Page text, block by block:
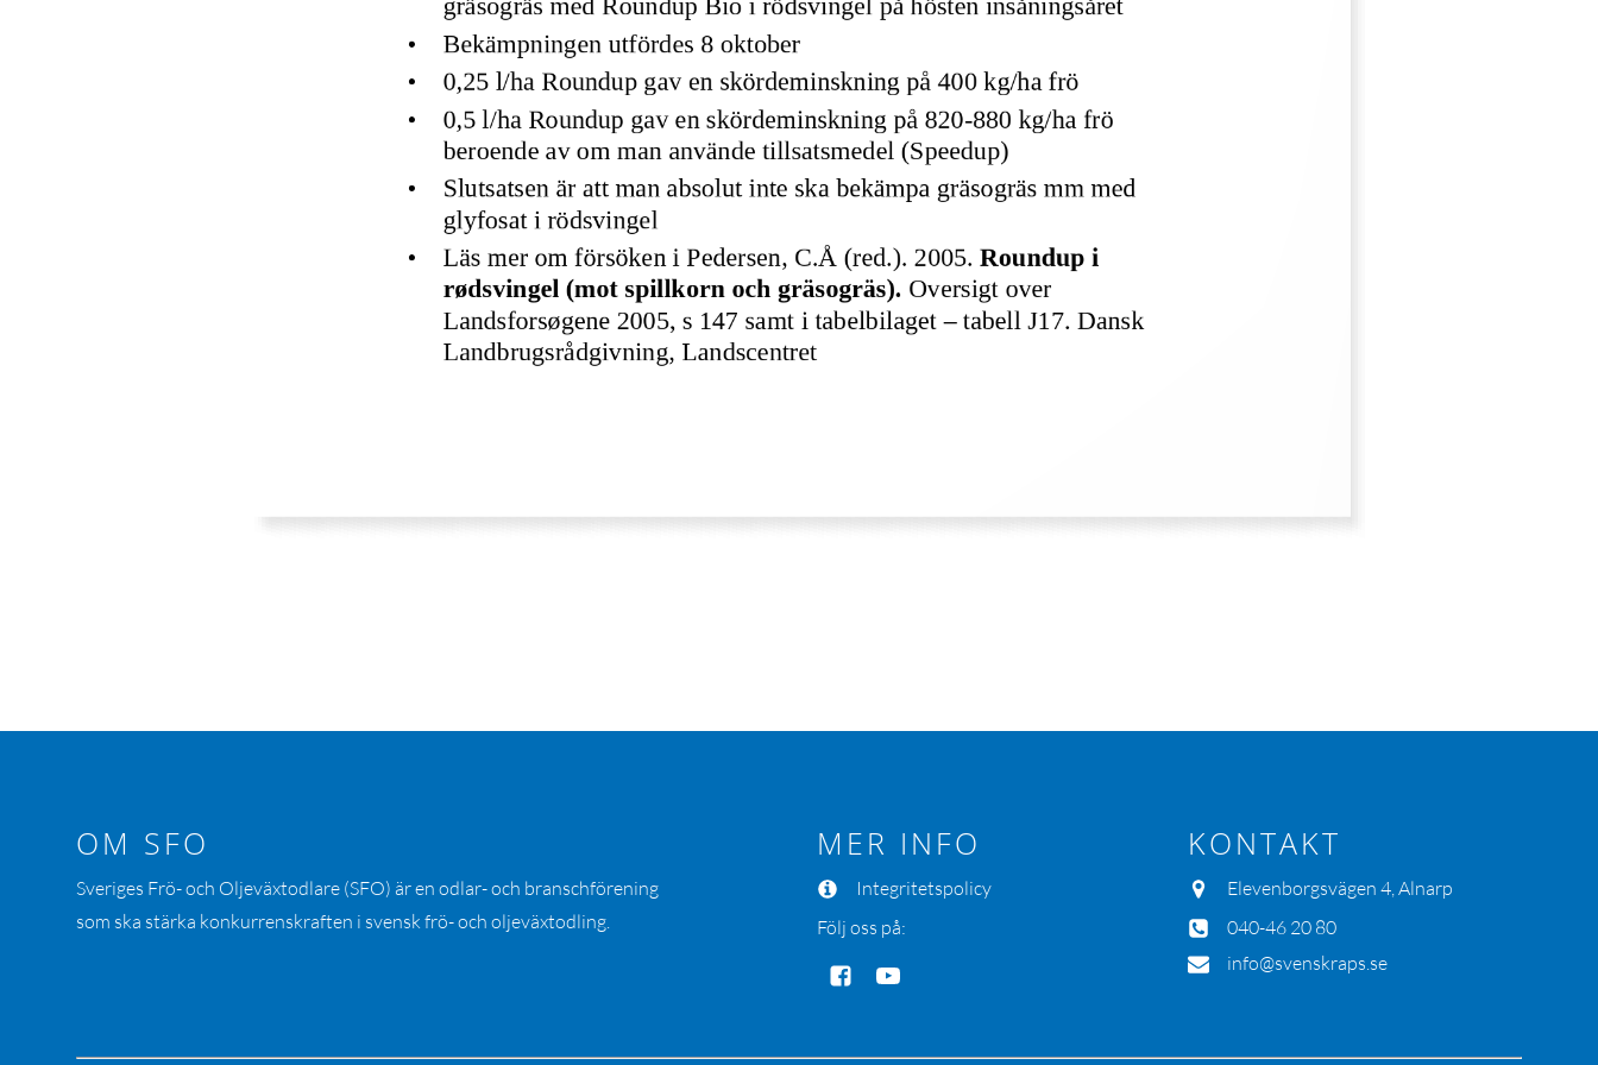
OM SFO
Sveriges Frö- och Oljeväxtodlare (SFO) är en odlar- och branschförening
som ska stärka konkurrenskraften i svensk frö- och oljeväxtodling.
MER INFO
Integritetspolicy
Följ oss på:
KONTAKT
Elevenborgsvägen 4, Alnarp
040-46 20 80
info@svenskraps.se